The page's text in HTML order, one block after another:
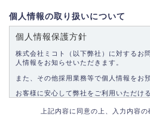
個人情報の取り扱いについて
個人情報保護方針
株式会社ミコト（以下弊社）に対するお
人情報をお知らせいただきます。
また、その他採用業務等で個人情報をお
お客様に安心して弊社をご利用いただけ
上記内容に同意の上、入力内容